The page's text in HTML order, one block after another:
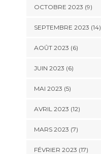
OCTOBRE 2023 (9)
SEPTEMBRE 2023 (14)
AOÛT 2023 (6)
JUIN 2023 (6)
MAI 2023 (5)
AVRIL 2023 (12)
MARS 2023 (7)
FÉVRIER 2023 (17)